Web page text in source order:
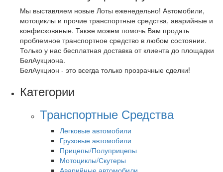
Мы выставляем новые Лоты еженедельно! Автомобили,
мотоциклы и прочие транспортные средства, аварийные и
конфискованые. Также можем помочь Вам продать
проблемное транспортное средство в любом состоянии.
Только у нас бесплатная доставка от клиента до площадки
БелАукциона.
БелАукцион - это всегда только прозрачные сделки!
Категории
Транспортные Средства
Легковые автомобили
Грузовые автомобили
Прицепы/Полуприцепы
Мотоциклы/Скутеры